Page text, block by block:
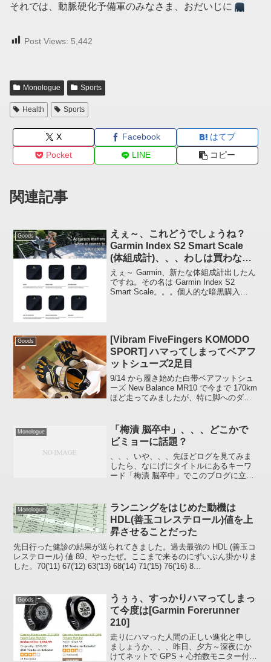
それでは、動脈硬化予備軍のみなさま、おだいじに
Post Views: 5,442
Monologue Sports
Health Sports
X Facebook
はてブ
Pocket
LINE コピー
関連記事
Goods
えぇ～、これどうでしょうね？
Garmin Index S2 Smart Scale
(体組成計)、、、わしは買わない
よ、たぶん(笑)
えぇ～ Garmin、新たな体組成計出したん
ですね。その名は Garmin Index S2
Smart Scale。。。個人的な暗黒購入
Goods
[Vibram FiveFingers KOMODO
SPORT] ハマってしまってベアフ
ットシューズ2足目
9/14 から履き始めた白帯ベアフットシュ
ーズ New Balance MR10 で今まで 170km
ほど走ってみましたが、特に脚へのダメ
FiveFinger...
Monologue
「梅漬 脳卒中」、、、どこかで
ビミョーに話題？
、、、いや、、、先ほどログを見てみま
したら、なにげにタイトルにあるキーワ
ード「梅漬 脳卒中」でこのブログに立ち
ト検索ってスゴイですね。隅っこにある
ものをほじくり出し...
Monologue
ランニングをはじめた動機は
HDL(善玉コレステロール)値を上
昇させることだった
先日行った健診の結果が送られてきました。過去最強の HDL (善玉コ
レステロール) 値 89、やったぜ。ここまで来るのにずいぶん掛かりま
した。70('11) 67('12) 63('13) 68('14) 71('15) 76('16) 8...
Goods
うぅぅ、すっかりハマってしまっ
て今度は[Garmin Forerunner
210]
走りにハマった人間の正しい進化と申し
ましょうか、、、昨日、夕方～深夜にか
けてネットで GPS + 心拍数モニター付ス